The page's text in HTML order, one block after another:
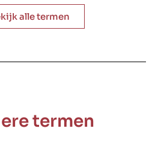
alle termen
termen